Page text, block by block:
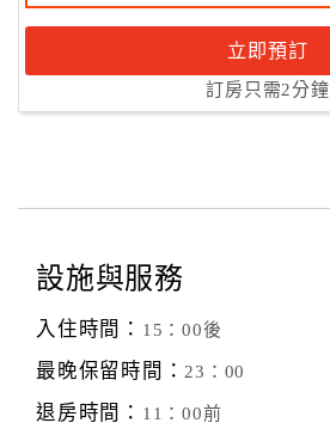
立即預訂
訂房只需2分鐘
設施與服務
入住時間： 15：00後
最晚保留時間：23：00
退房時間： 11：00前